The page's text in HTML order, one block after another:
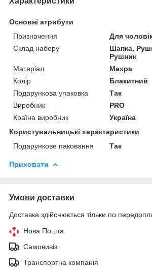
Основні атрибути
Призначення
Для
Склад набору
Шапка,
Рушник
Матеріал
Махра
Колір
Блакитний
Подарункова упаковка
Так
Виробник
PRO
Країна виробник
Україна
Користувальницькі характеристики
Подарункове паковання
Так
Приховати
Умови доставки
Доставка здійснюється тільки по
Нова Пошта
Самовивіз
Транспортна компанія